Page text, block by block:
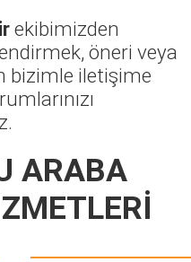
ekibimizden
öneri veya
bizimle iletişime
ARABA